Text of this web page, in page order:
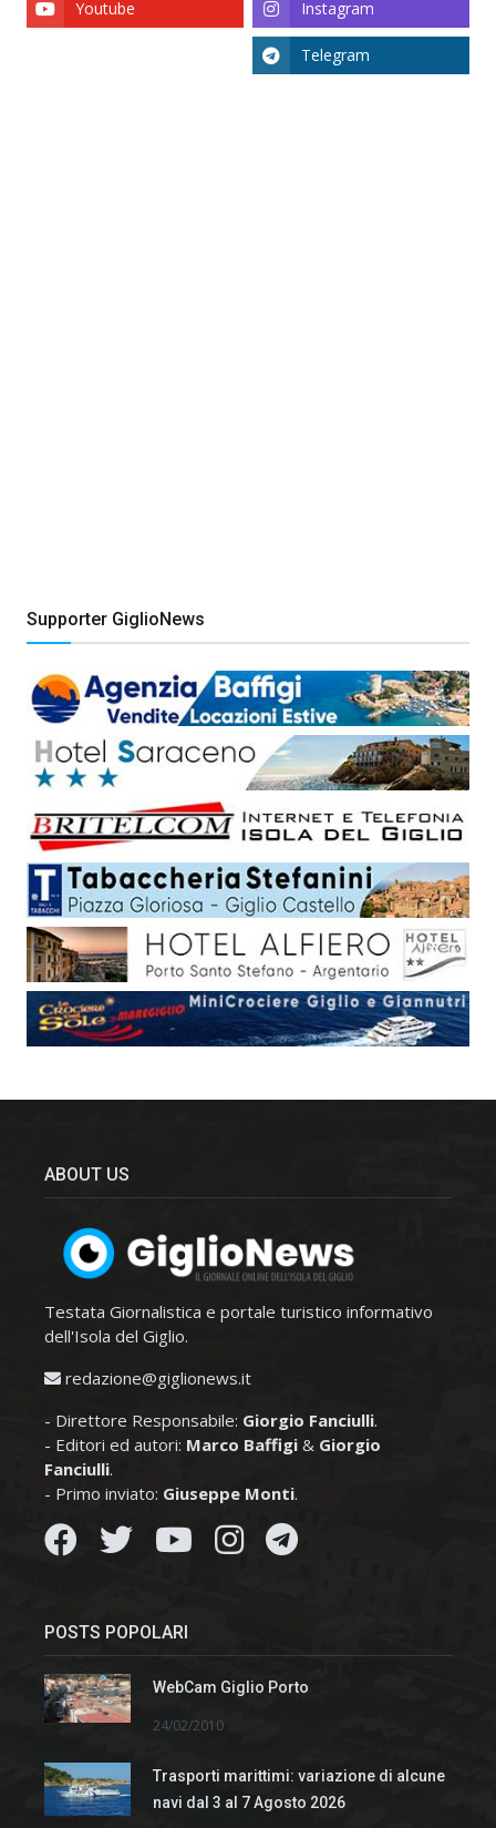
Instagram
Youtube
Telegram
Supporter GiglioNews
ABOUT US
Testata Giornalistica e portale turistico informativo
dell'Isola del Giglio.
redazione@giglionews.it
- Direttore Responsabile: Giorgio Fanciulli.
- Editori ed autori: Marco Baffigi & Giorgio
Fanciulli.
- Primo inviato: Giuseppe Monti.
POSTS POPOLARI
WebCam Giglio Porto
24/02/2010
Trasporti marittimi: variazione di alcune
navi dal 3 al 7 Agosto 2026